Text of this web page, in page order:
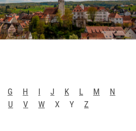
G H I J K L M
N
U V W X Y Z